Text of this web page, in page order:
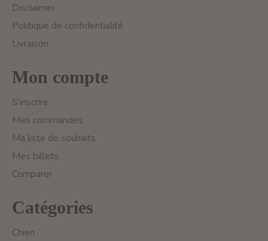
Disclaimer
Politique de confidentialité
Livraison
Mon compte
S'inscrire
Mes commandes
Ma liste de souhaits
Mes billets
Comparer
Catégories
Chien